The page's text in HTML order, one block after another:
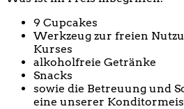
9 Cupcakes
Werkzeug zur freien
Kurses
alkoholfreie Getränke
Snacks
sowie die Betreuung und
eine unserer